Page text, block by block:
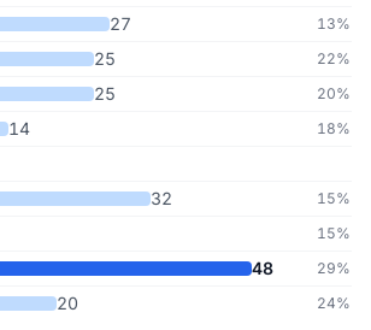
27 13%
25 22%
25 20%
14 18%
32 15%
15%
48 29%
20 24%